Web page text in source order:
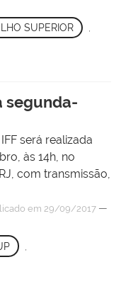
SUPERIOR
segunda-
será realizada
às 14h, no
com transmissão,
em 29/09/2017 —